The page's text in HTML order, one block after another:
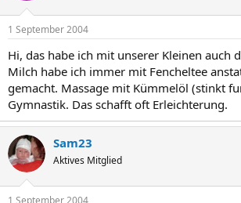
1 September 2004
Hi, das habe ich mit unserer Kleinen auch
Milch habe ich immer mit Fencheltee
gemacht. Massage mit Kümmelöl (stinkt
Gymnastik. Das schafft oft Erleichterung.
Sam23
Aktives Mitglied
1 September 2004